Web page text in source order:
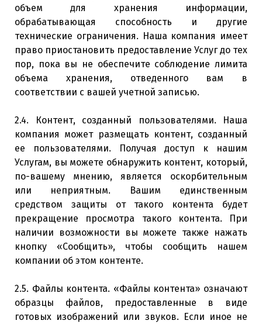
объем для хранения информации,
обрабатывающая способность и другие
технические ограничения. Наша компания имеет
право приостановить предоставление Услуг до тех
пор, пока вы не обеспечите соблюдение лимита
объема хранения, отведенного вам в
соответствии с вашей учетной записью.
2.4. Контент, созданный пользователями. Наша
компания может размещать контент, созданный
ее пользователями. Получая доступ к нашим
Услугам, вы можете обнаружить контент, который,
по-вашему мнению, является оскорбительным
или неприятным. Вашим единственным
средством защиты от такого контента будет
прекращение просмотра такого контента. При
наличии возможности вы можете также нажать
кнопку «Сообщить», чтобы сообщить нашем
компании об этом контенте.
2.5. Файлы контента. «Файлы контента» означают
образцы файлов, предоставленные в виде
готовых изображений или звуков. Если иное не